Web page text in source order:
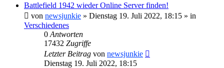
Battlefield 1942 wieder Online Server finden!
von newsjunkie » Dienstag 19. Juli 2022, 18:15 » in
Verschiedenes
0 Antworten
17432 Zugriffe
Letzter Beitrag von newsjunkie
Dienstag 19. Juli 2022, 18:15